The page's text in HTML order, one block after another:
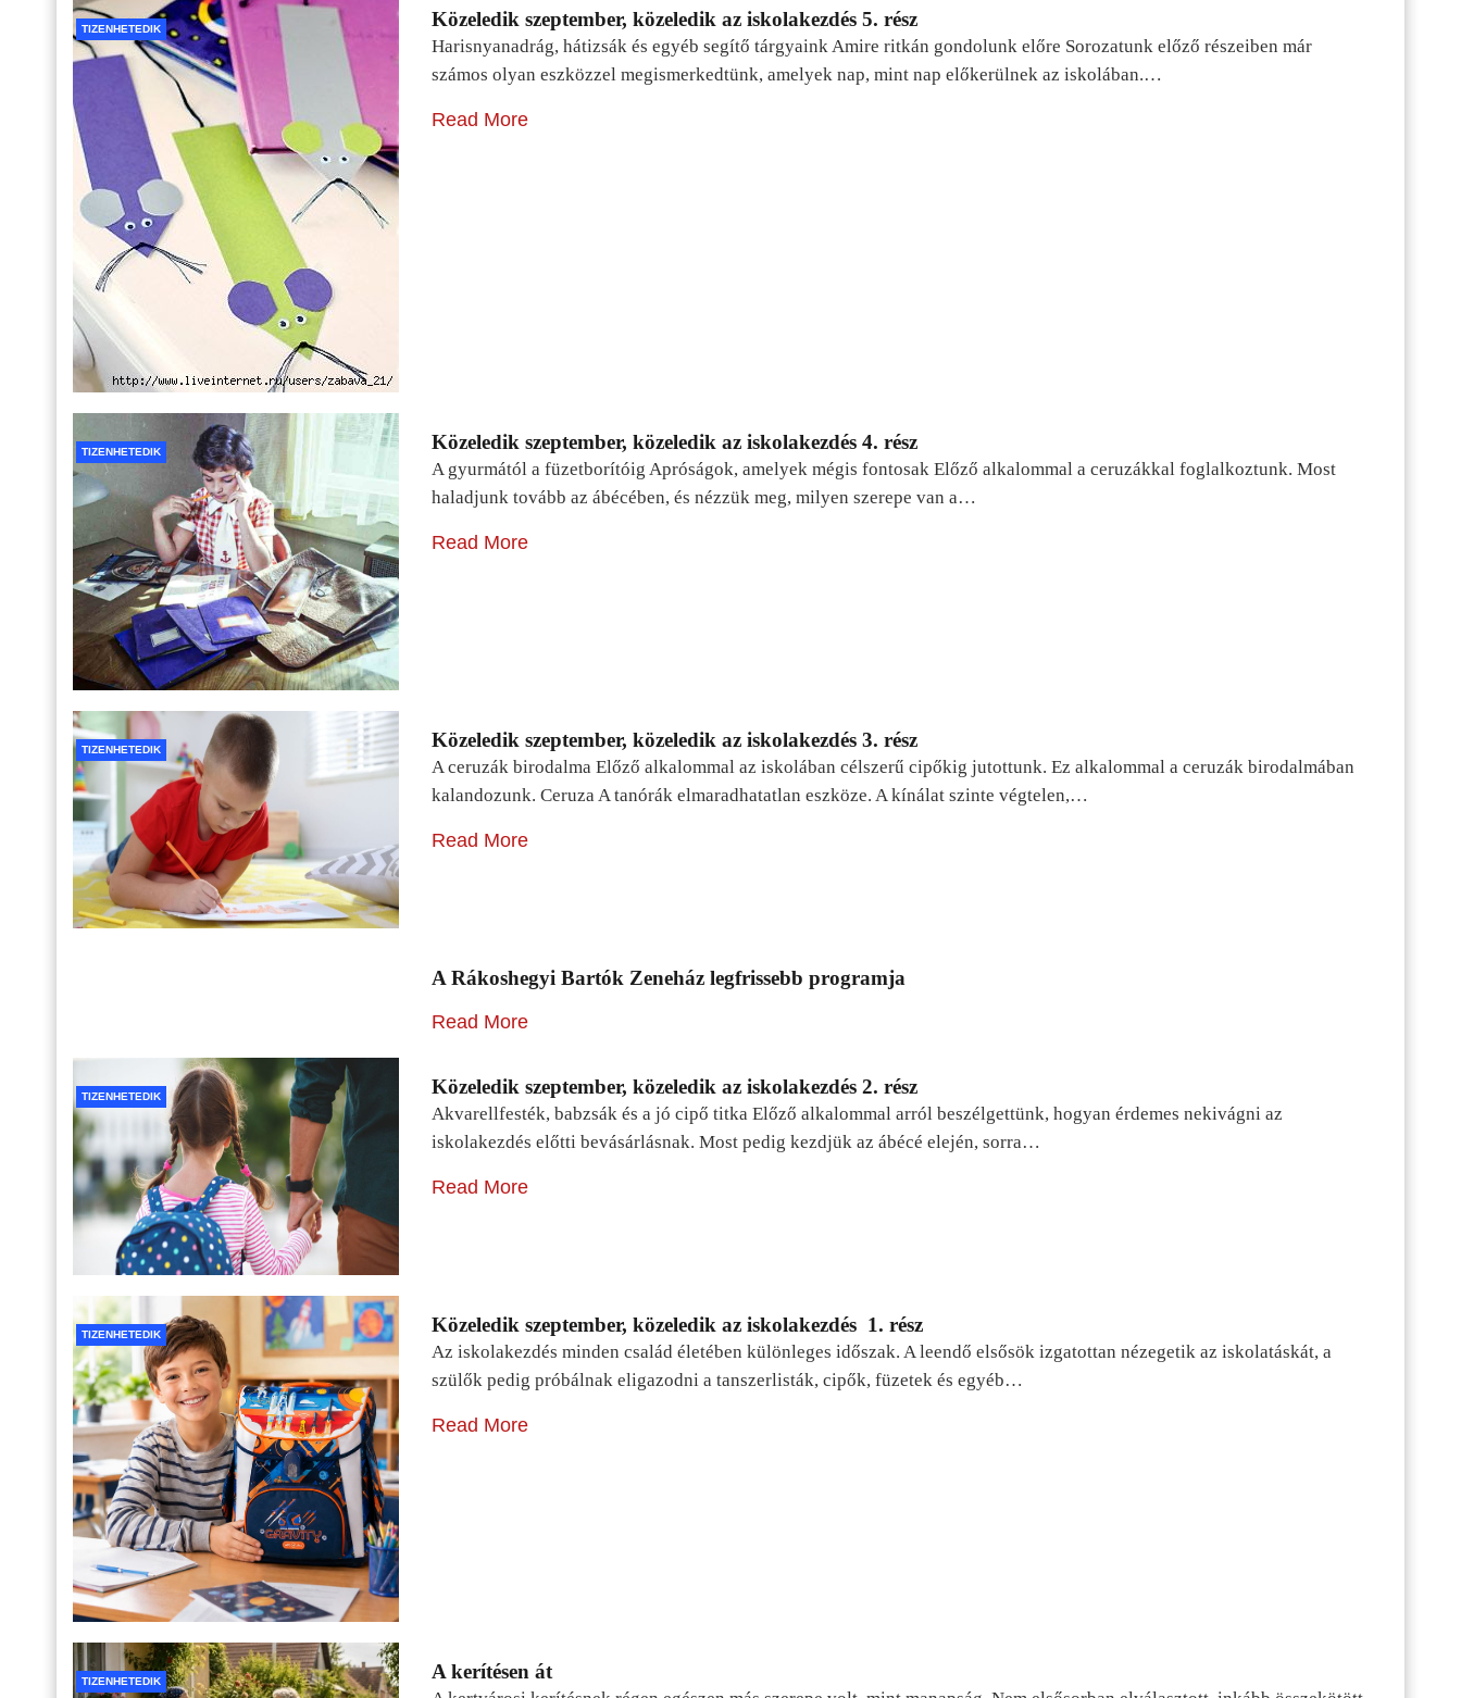
TIZENHETEDIK Közeledik szeptember, közeledik az iskolakezdés 5. rész
Harisnyanadrág, hátizsák és egyéb segítő tárgyaink Amire ritkán gondolunk előre Sorozatunk előző részeiben már
számos olyan eszközzel megismerkedtünk, amelyek nap, mint nap előkerülnek az iskolában.…
Read More
TIZENHETEDIK Közeledik szeptember, közeledik az iskolakezdés 4. rész
A gyurmától a füzetborítóig Apróságok, amelyek mégis fontosak Előző alkalommal a ceruzákkal foglalkoztunk. Most
haladjunk tovább az ábécében, és nézzük meg, milyen szerepe van a…
Read More
TIZENHETEDIK Közeledik szeptember, közeledik az iskolakezdés 3. rész
A ceruzák birodalma Előző alkalommal az iskolában célszerű cipőkig jutottunk. Ez alkalommal a ceruzák birodalmában
kalandozunk. Ceruza A tanórák elmaradhatatlan eszköze. A kínálat szinte végtelen,…
Read More
A Rákoshegyi Bartók Zeneház legfrissebb programja
Read More
TIZENHETEDIK Közeledik szeptember, közeledik az iskolakezdés 2. rész
Akvarellfesték, babzsák és a jó cipő titka Előző alkalommal arról beszélgettünk, hogyan érdemes nekivágni az
iskolakezdés előtti bevásárlásnak. Most pedig kezdjük az ábécé elején, sorra…
Read More
TIZENHETEDIK Közeledik szeptember, közeledik az iskolakezdés 1. rész
Az iskolakezdés minden család életében különleges időszak. A leendő elsősök izgatottan nézegetik az iskolatáskát, a
szülők pedig próbálnak eligazodni a tanszerlisták, cipők, füzetek és egyéb…
Read More
TIZENHETEDIK A kerítésen át